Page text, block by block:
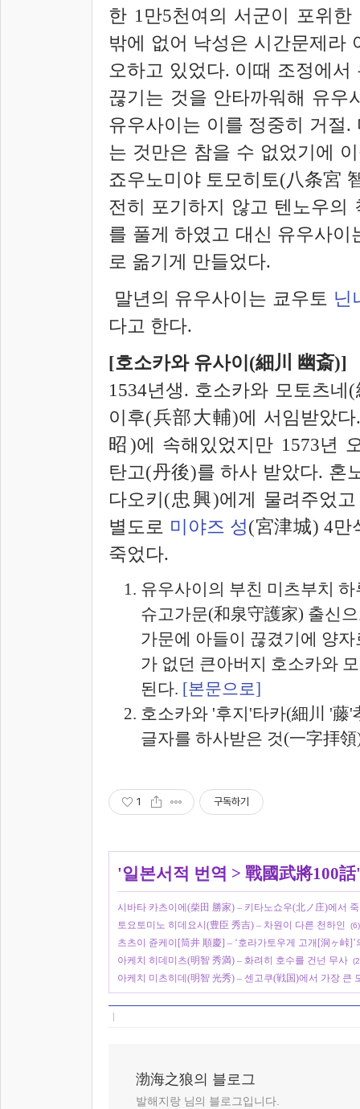
한 1만5천여의 서군이 포위
밖에 없어 낙성은 시간문제라
오하고 있었다. 이때 조정에
끊기는 것을 안타까워해 유우
유우사이는 이를 정중히 거절
는 것만은 참을 수 없었기에
죠우노미야 토모히토(八条宮
전히 포기하지 않고 텐노우의
를 풀게 하였고 대신 유우사
로 옮기게 만들었다.
말년의 유우사이는 쿄우토 닌
다고 한다.
[호소카와 유사이(細川 幽斎)]
1534년생. 호소카와 모토츠
이후(兵部大輔)에 서임받았
昭)에 속해있었지만 1573년
탄고(丹後)를 하사 받았다. 혼
다오키(忠興)에게 물려주었
별도로 미야즈 성(宮津城) 4만
죽었다.
유우사이의 부친 미츠부치
슈고가문(和泉守護家) 출신
가문에 아들이 끊겼기에 양
가 없던 큰아버지 호소카와
된다. [본문으로]
호소카와 '후지'타카(細川 '藤
글자를 하사받은 것(一字拝
1 구독하기
'일본서적 번역 > 戰國武將100話
시바타 카츠이에(柴田 勝家) – 키타노쇼우(北ノ庄)에서
토요토미노 히데요시(豊臣 秀吉) – 차원이 다른 천하인
(6)
츠츠이 쥰케이[筒井 順慶] – ‘호라가토우게 고개[洞ヶ峠
아케치 히데미츠(明智 秀満) – 화려히 호수를 건넌 무사
아케치 미츠히데(明智 光秀) – 센고쿠(戦国)에서 가장 큰
渤海之狼의 블로그
발해지랑 님의 블로그입니다.